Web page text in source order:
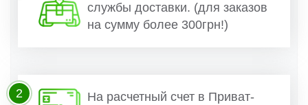
службы доставки. (для заказов
на сумму более 300грн!)
На расчетный счет в Приват-
2